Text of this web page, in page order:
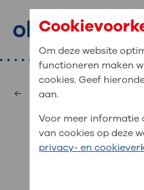
Primaire
Home
Afdelingen
Medische
: waar bent u
Veel gezocht: Bloedafname ,
MijnOLVG
gegevens inzien
MijnOLVG is het
Orthopedie
Om deze website
functioneren maken
cookies. Geef
aan.
Voor meer informatie
van cookies op deze
privacy- en